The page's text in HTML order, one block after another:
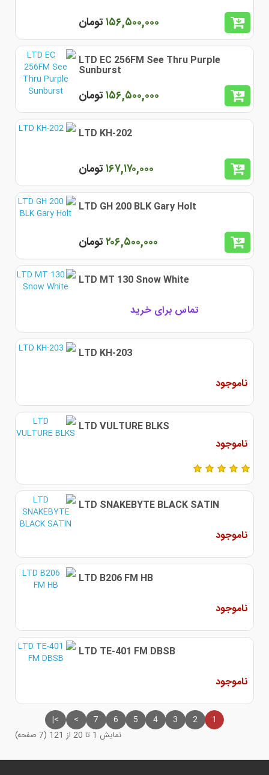
١۵۶,۵٠٠,٠٠٠ تومان
LTD EC 256FM See Thru Purple
Sunburst
١۵۶,۵٠٠,٠٠٠ تومان
LTD KH-202
١۶٧,١٧٠,٠٠٠ تومان
LTD GH 200 BLK Gary Holt
٢٠۶,۵٠٠,٠٠٠ تومان
LTD MT 130 Snow White
تماس برای خرید
LTD KH-203
ناموجود
LTD VULTURE BLKS
ناموجود
LTD SNAKEBYTE BLACK SATIN
ناموجود
LTD B206 FM HB
ناموجود
LTD TE-401 FM DBSB
ناموجود
1
2
3
4
5
6
7
>
>|
نمایش 1 تا 20 از 121 (7 صفحه)